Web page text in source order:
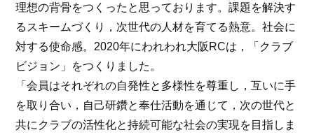
理想の背骨をつくったと思っております。課題を解決す
るスキームづくり，次世代の人材を育てる熱意。社会に
対する使命感。2020年にわれわれ大阪RCは，「クラブ
ビジョン」をつくりました。
「会員はそれぞれの自発性と多様性を尊重し，互いに手
を取り合い，自己研鑽と奉仕活動を通じて，次の世代と
共にクラブの活性化と持続可能な社会の実現を目指しま